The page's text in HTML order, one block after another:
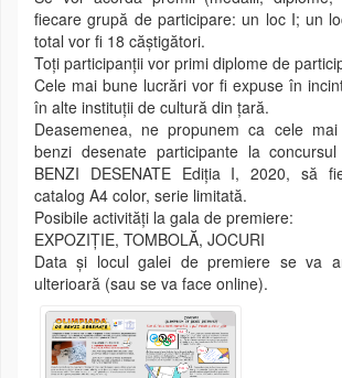
fiecare grupă de participare: un loc I; un
total vor fi 18 căștigători.
Toți participanții vor primi diplome de
Cele mai bune lucrări vor fi expuse în
în alte instituții de cultură din țară.
Deasemenea, ne propunem ca cele
benzi desenate participante la concursul
BENZI DESENATE Ediția I, 2020, să
catalog A4 color, serie limitată.
Posibile activități la gala de premiere:
EXPOZIȚIE, TOMBOLĂ, JOCURI
Data și locul galei de premiere se va
ulterioară (sau se va face online).